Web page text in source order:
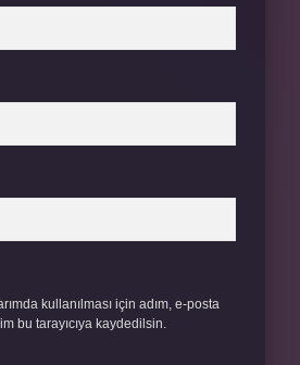
kullanılması için adım, e-posta
bu tarayıcıya kaydedilsin.